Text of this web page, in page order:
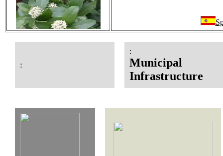
:
:
Municipal
Infrastructure